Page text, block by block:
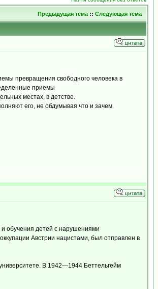
Предыдущая тема :: Следующая тема
превращения свободного человека в
приемы
местах, в детстве.
его, не обдумывая что и зачем.
обучения детей с нарушениями
Австрии нацистами, был отправлен в
В 1942—1944 Беттельгейм